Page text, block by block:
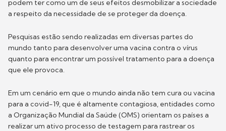
podem ter como um de seus efeitos desmobilizar a sociedade
a respeito da necessidade de se proteger da doença.
Pesquisas estão sendo realizadas em diversas partes do
mundo tanto para desenvolver uma vacina contra o vírus
quanto para encontrar um possível tratamento para a doença
que ele provoca.
Em um cenário em que o mundo ainda não tem cura ou vacina
para a covid-19, que é altamente contagiosa, entidades como
a Organização Mundial da Saúde (OMS) orientam os países a
realizar um ativo processo de testagem para rastrear os